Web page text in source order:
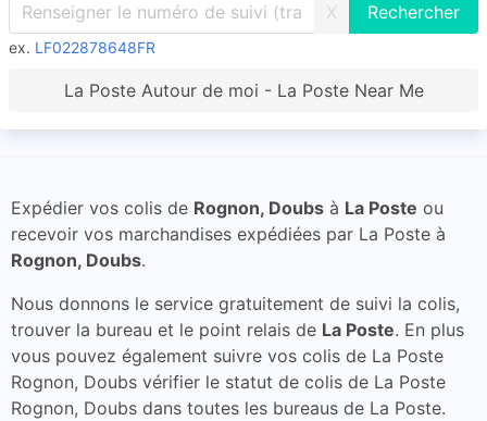
X
ex. LF022878648FR
La Poste Autour de moi - La Poste Near Me
Expédier vos colis de Rognon, Doubs à La Poste ou
recevoir vos marchandises expédiées par La Poste à
Rognon, Doubs.
Nous donnons le service gratuitement de suivi la colis,
trouver la bureau et le point relais de La Poste. En plus
vous pouvez également suivre vos colis de La Poste
Rognon, Doubs vérifier le statut de colis de La Poste
Rognon, Doubs dans toutes les bureaus de La Poste.